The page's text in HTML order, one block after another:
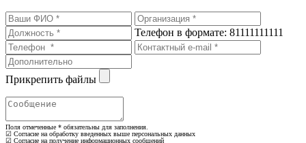
Телефон в формате: 81111111111
Прикрепить файлы
Поля отмеченные * обязательны для заполнения.
☑ Согласие на обработку введенных выше персональных данных
☑ Согласие на получение информационных сообщений